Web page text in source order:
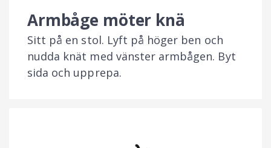
Armbåge möter knä
Sitt på en stol. Lyft på höger ben och
nudda knät med vänster armbågen. Byt
sida och upprepa.